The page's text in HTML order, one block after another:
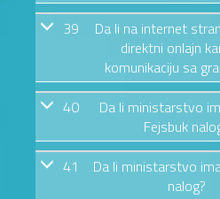
39
Da li na internet
direktni onlajn
komunikaciju sa
40
Da li ministarstvo
Fejsbuk
41
Da li ministarstvo
nalog?